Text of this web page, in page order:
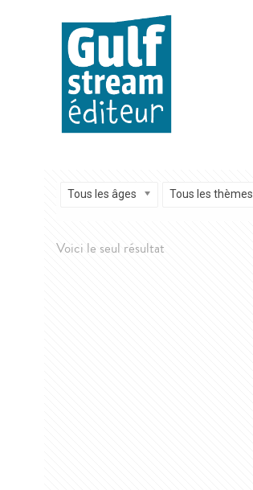
Tous les âges Tous les thèmes
Voici le seul résultat